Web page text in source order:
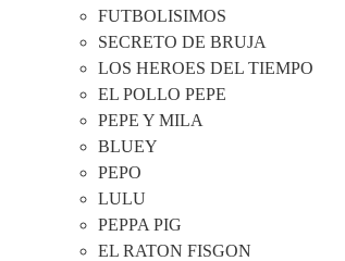
FUTBOLISIMOS
SECRETO DE BRUJA
LOS HEROES DEL TIEMPO
EL POLLO PEPE
PEPE Y MILA
BLUEY
PEPO
LULU
PEPPA PIG
EL RATON FISGON